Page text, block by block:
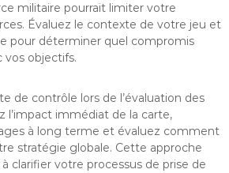
militaire pourrait limiter votre
Évaluez le contexte de votre jeu et
pour déterminer quel compromis
vos objectifs.
de contrôle lors de l’évaluation des
l’impact immédiat de la carte,
à long terme et évaluez comment
stratégie globale. Cette approche
clarifier votre processus de prise de